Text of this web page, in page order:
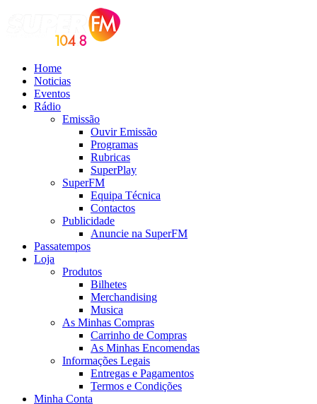
Home
Noticias
Eventos
Rádio
Emissão
Ouvir Emissão
Programas
Rubricas
SuperPlay
SuperFM
Equipa Técnica
Contactos
Publicidade
Anuncie na SuperFM
Passatempos
Loja
Produtos
Bilhetes
Merchandising
Musica
As Minhas Compras
Carrinho de Compras
As Minhas Encomendas
Informações Legais
Entregas e Pagamentos
Termos e Condições
Minha Conta